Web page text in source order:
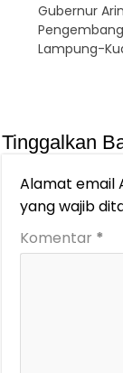
Gubernur
Lampung-
Tinggalkan
Alamat email
yang wajib
Komentar *